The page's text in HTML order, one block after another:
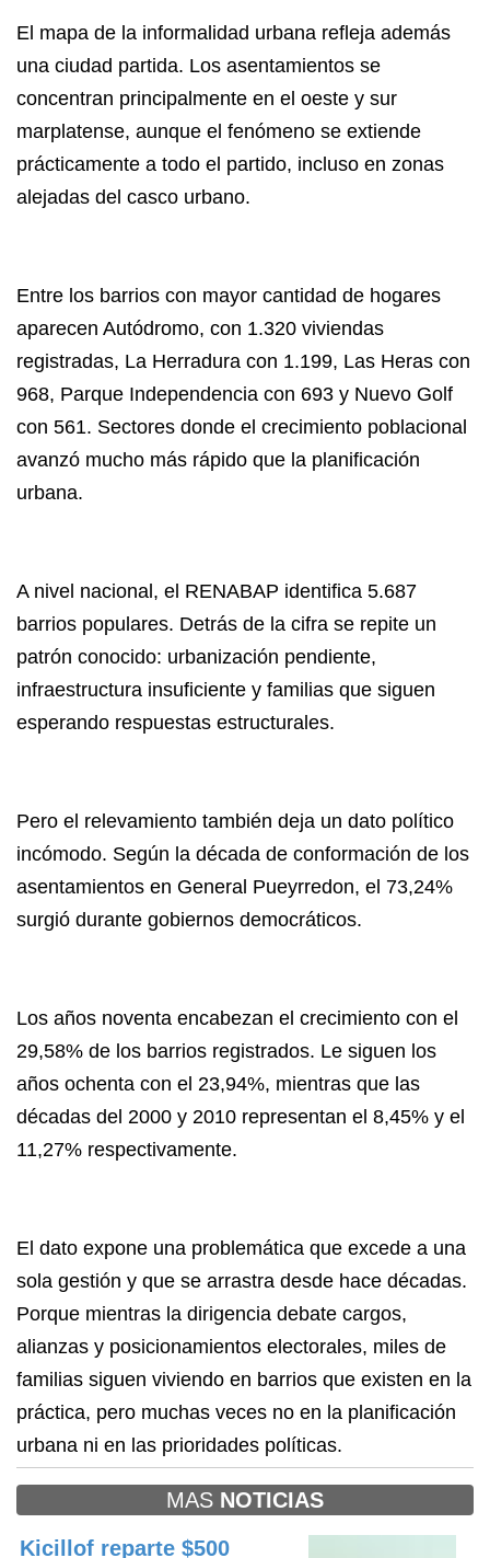
El mapa de la informalidad urbana refleja además
una ciudad partida. Los asentamientos se
concentran principalmente en el oeste y sur
marplatense, aunque el fenómeno se extiende
prácticamente a todo el partido, incluso en zonas
alejadas del casco urbano.
Entre los barrios con mayor cantidad de hogares
aparecen Autódromo, con 1.320 viviendas
registradas, La Herradura con 1.199, Las Heras con
968, Parque Independencia con 693 y Nuevo Golf
con 561. Sectores donde el crecimiento poblacional
avanzó mucho más rápido que la planificación
urbana.
A nivel nacional, el RENABAP identifica 5.687
barrios populares. Detrás de la cifra se repite un
patrón conocido: urbanización pendiente,
infraestructura insuficiente y familias que siguen
esperando respuestas estructurales.
Pero el relevamiento también deja un dato político
incómodo. Según la década de conformación de los
asentamientos en General Pueyrredon, el 73,24%
surgió durante gobiernos democráticos.
Los años noventa encabezan el crecimiento con el
29,58% de los barrios registrados. Le siguen los
años ochenta con el 23,94%, mientras que las
décadas del 2000 y 2010 representan el 8,45% y el
11,27% respectivamente.
El dato expone una problemática que excede a una
sola gestión y que se arrastra desde hace décadas.
Porque mientras la dirigencia debate cargos,
alianzas y posicionamientos electorales, miles de
familias siguen viviendo en barrios que existen en la
práctica, pero muchas veces no en la planificación
urbana ni en las prioridades políticas.
MAS NOTICIAS
Kicillof reparte $500